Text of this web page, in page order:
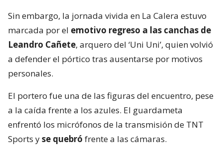
Sin embargo, la jornada vivida en La Calera estuvo
marcada por el emotivo regreso a las canchas de
Leandro Cañete, arquero del ‘Uni Uni’, quien volvió
a defender el pórtico tras ausentarse por motivos
personales.
El portero fue una de las figuras del encuentro, pese
a la caída frente a los azules. El guardameta
enfrentó los micrófonos de la transmisión de TNT
Sports yse quebró frente a las cámaras.